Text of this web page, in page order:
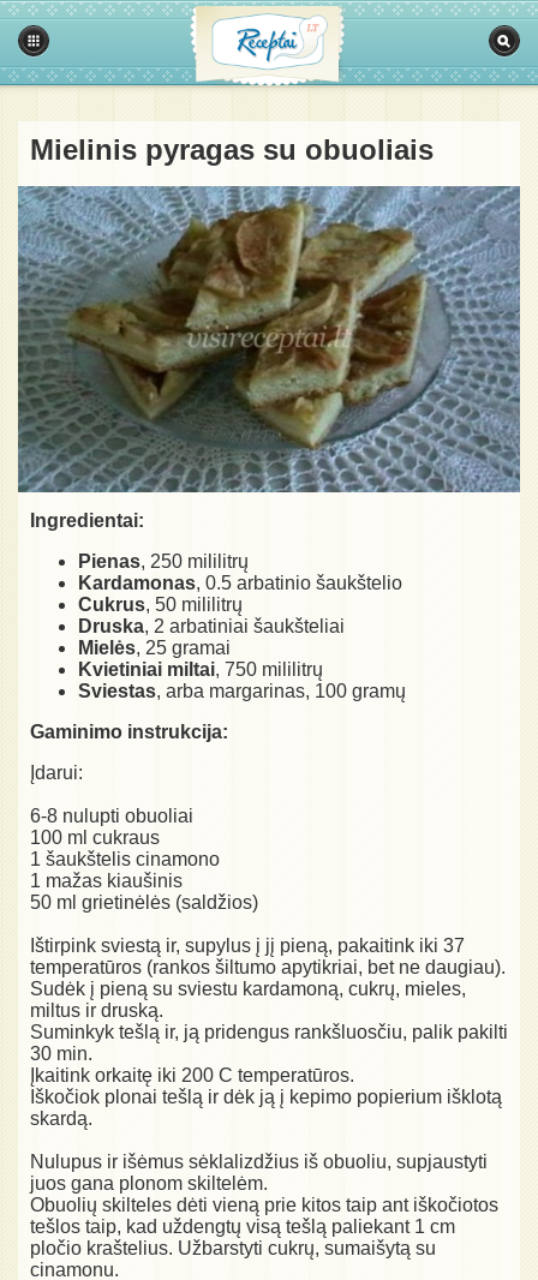
Mielinis pyragas su obuoliais
Ingredientai:
Pienas, 250 mililitrų
Kardamonas, 0.5 arbatinio šaukštelio
Cukrus, 50 mililitrų
Druska, 2 arbatiniai šaukšteliai
Mielės, 25 gramai
Kvietiniai miltai, 750 mililitrų
Sviestas, arba margarinas, 100 gramų
Gaminimo instrukcija:
Įdarui:
6-8 nulupti obuoliai
100 ml cukraus
1 šaukštelis cinamono
1 mažas kiaušinis
50 ml grietinėlės (saldžios)
Ištirpink sviestą ir, supylus į jį pieną, pakaitink iki 37
temperatūros (rankos šiltumo apytikriai, bet ne daugiau).
Sudėk į pieną su sviestu kardamoną, cukrų, mieles,
miltus ir druską.
Suminkyk tešlą ir, ją pridengus rankšluosčiu, palik pakilti
30 min.
Įkaitink orkaitę iki 200 C temperatūros.
Iškočiok plonai tešlą ir dėk ją į kepimo popierium išklotą
skardą.
Nulupus ir išėmus sėklalizdžius iš obuoliu, supjaustyti
juos gana plonom skiltelėm.
Obuolių skilteles dėti vieną prie kitos taip ant iškočiotos
tešlos taip, kad uždengtų visą tešlą paliekant 1 cm
pločio kraštelius. Užbarstyti cukrų, sumaišytą su
cinamonu.